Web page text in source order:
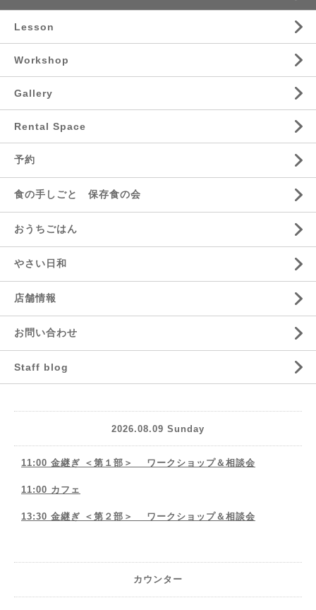
Lesson
Workshop
Gallery
Rental Space
予約
食の手しごと 保存食の会
おうちごはん
やさい日和
店舗情報
お問い合わせ
Staff blog
2026.08.09 Sunday
11:00 金継ぎ ＜第１部＞ ワークショップ＆相談会
11:00 カフェ
13:30 金継ぎ ＜第２部＞ ワークショップ＆相談会
カウンター